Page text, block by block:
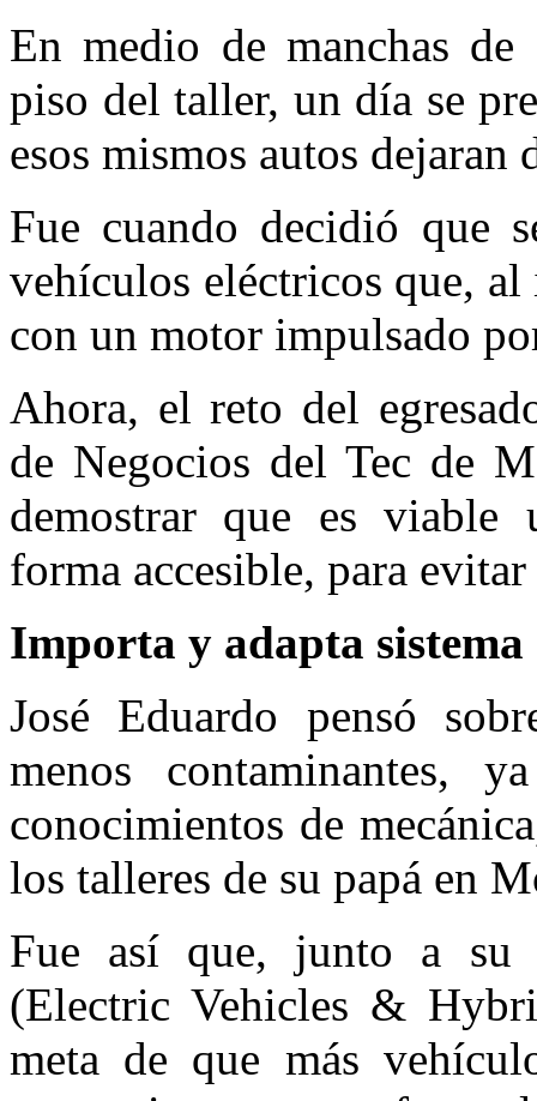
En medio de manchas
piso del taller, un día se
esos mismos autos dejaran
Fue cuando decidió que
vehículos eléctricos que,
con un motor impulsado
Ahora, el reto del
de Negocios del Tec de
demostrar que es viable
forma accesible, para
Importa y adapta sistema
José Eduardo pensó
menos contaminantes,
conocimientos de
los talleres de su papá en
Fue así que, junto a su
(Electric Vehicles &
meta de que más